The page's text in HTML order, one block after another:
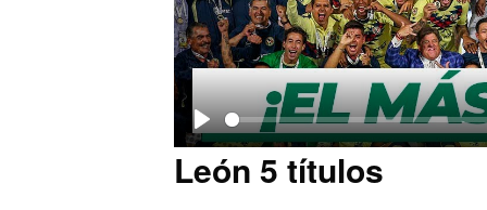
P
l
León 5 títulos